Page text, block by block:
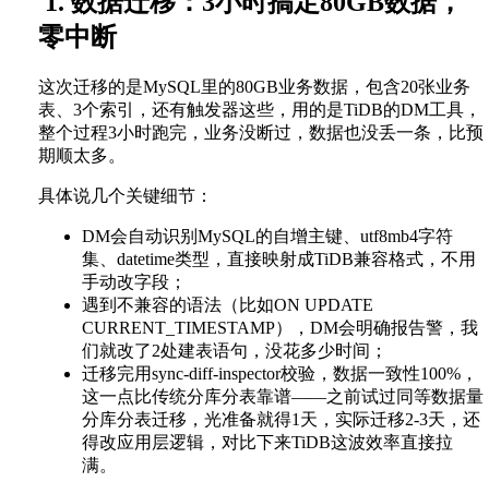
零中断
这次迁移的是MySQL里的80GB业务数据，包含20张业务
表、3个索引，还有触发器这些，用的是TiDB的DM工具，
整个过程3小时跑完，业务没断过，数据也没丢一条，比预
期顺太多。
具体说几个关键细节：
DM会自动识别MySQL的自增主键、utf8mb4字符
集、datetime类型，直接映射成TiDB兼容格式，不用
手动改字段；
遇到不兼容的语法（比如ON UPDATE
CURRENT_TIMESTAMP），DM会明确报告警，我
们就改了2处建表语句，没花多少时间；
迁移完用sync-diff-inspector校验，数据一致性100%，
这一点比传统分库分表靠谱——之前试过同等数据量
分库分表迁移，光准备就得1天，实际迁移2-3天，还
得改应用层逻辑，对比下来TiDB这波效率直接拉
满。